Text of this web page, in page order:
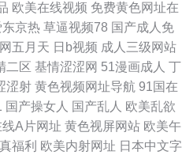
爱综和 伊人狠狠极品综合 阿v视频在
变态另类第12页 老司机七区八区 无码
爱操 伊人大香蕉91 波多野结衣一本道
类资源 激情五月天网址 日本色五月
欧美在线视频 免费黄色网址在
京热 草逼视频78 国产成人免
五月天 日b视频 成人三级网站
二区 基情涩涩网 51漫画成人 丁
涩射 黄色视频网址导航 91国在
国产操女人 国产乱人 欧美乱欲
A片网址 黄色视屏网站 欧美午
福利 欧美内射网址 日本中文字